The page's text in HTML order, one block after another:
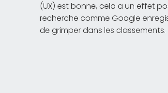
(UX) est bonne, cela a un effet
recherche comme Google
de grimper dans les classements.